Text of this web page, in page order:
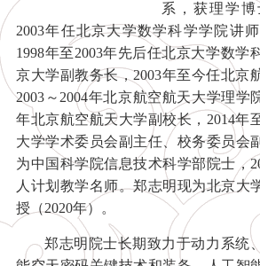
系，获理学博
2003年任北京大学数学科学学院讲
1998年至2003年先后任北京大学数学
京大学副教务长，2003年至今任北京
2003～2004年北京航空航天大学理学
年北京航空航天大学副校长，2014年
大学学术委员会副主任、校务委员会
为中国科学院信息技术科学部院士，
人计划教学名师。郑志明现为北京大
授（2020年）。
郑志明院士长期致力于动力系统